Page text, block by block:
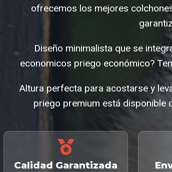
ofrecemos los mejores
Diseño minimalista que se
economicos priego económico?
Altura perfecta para acostarse y
priego premium está disponible
Calidad Garantizada